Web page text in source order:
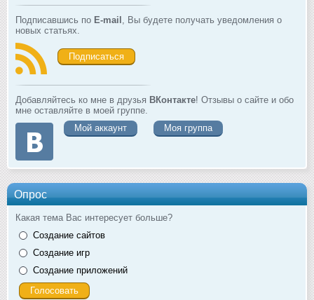
Подписавшись по E-mail , Вы будете получать уведомления о
новых статьях.
Подписаться
Добавляйтесь ко мне в друзья ВКонтакте! Отзывы о сайте и обо
мне оставляйте в моей группе.
Мой аккаунт
Моя группа
Опрос
Какая тема Вас интересует больше?
Создание сайтов
Создание игр
Создание приложений